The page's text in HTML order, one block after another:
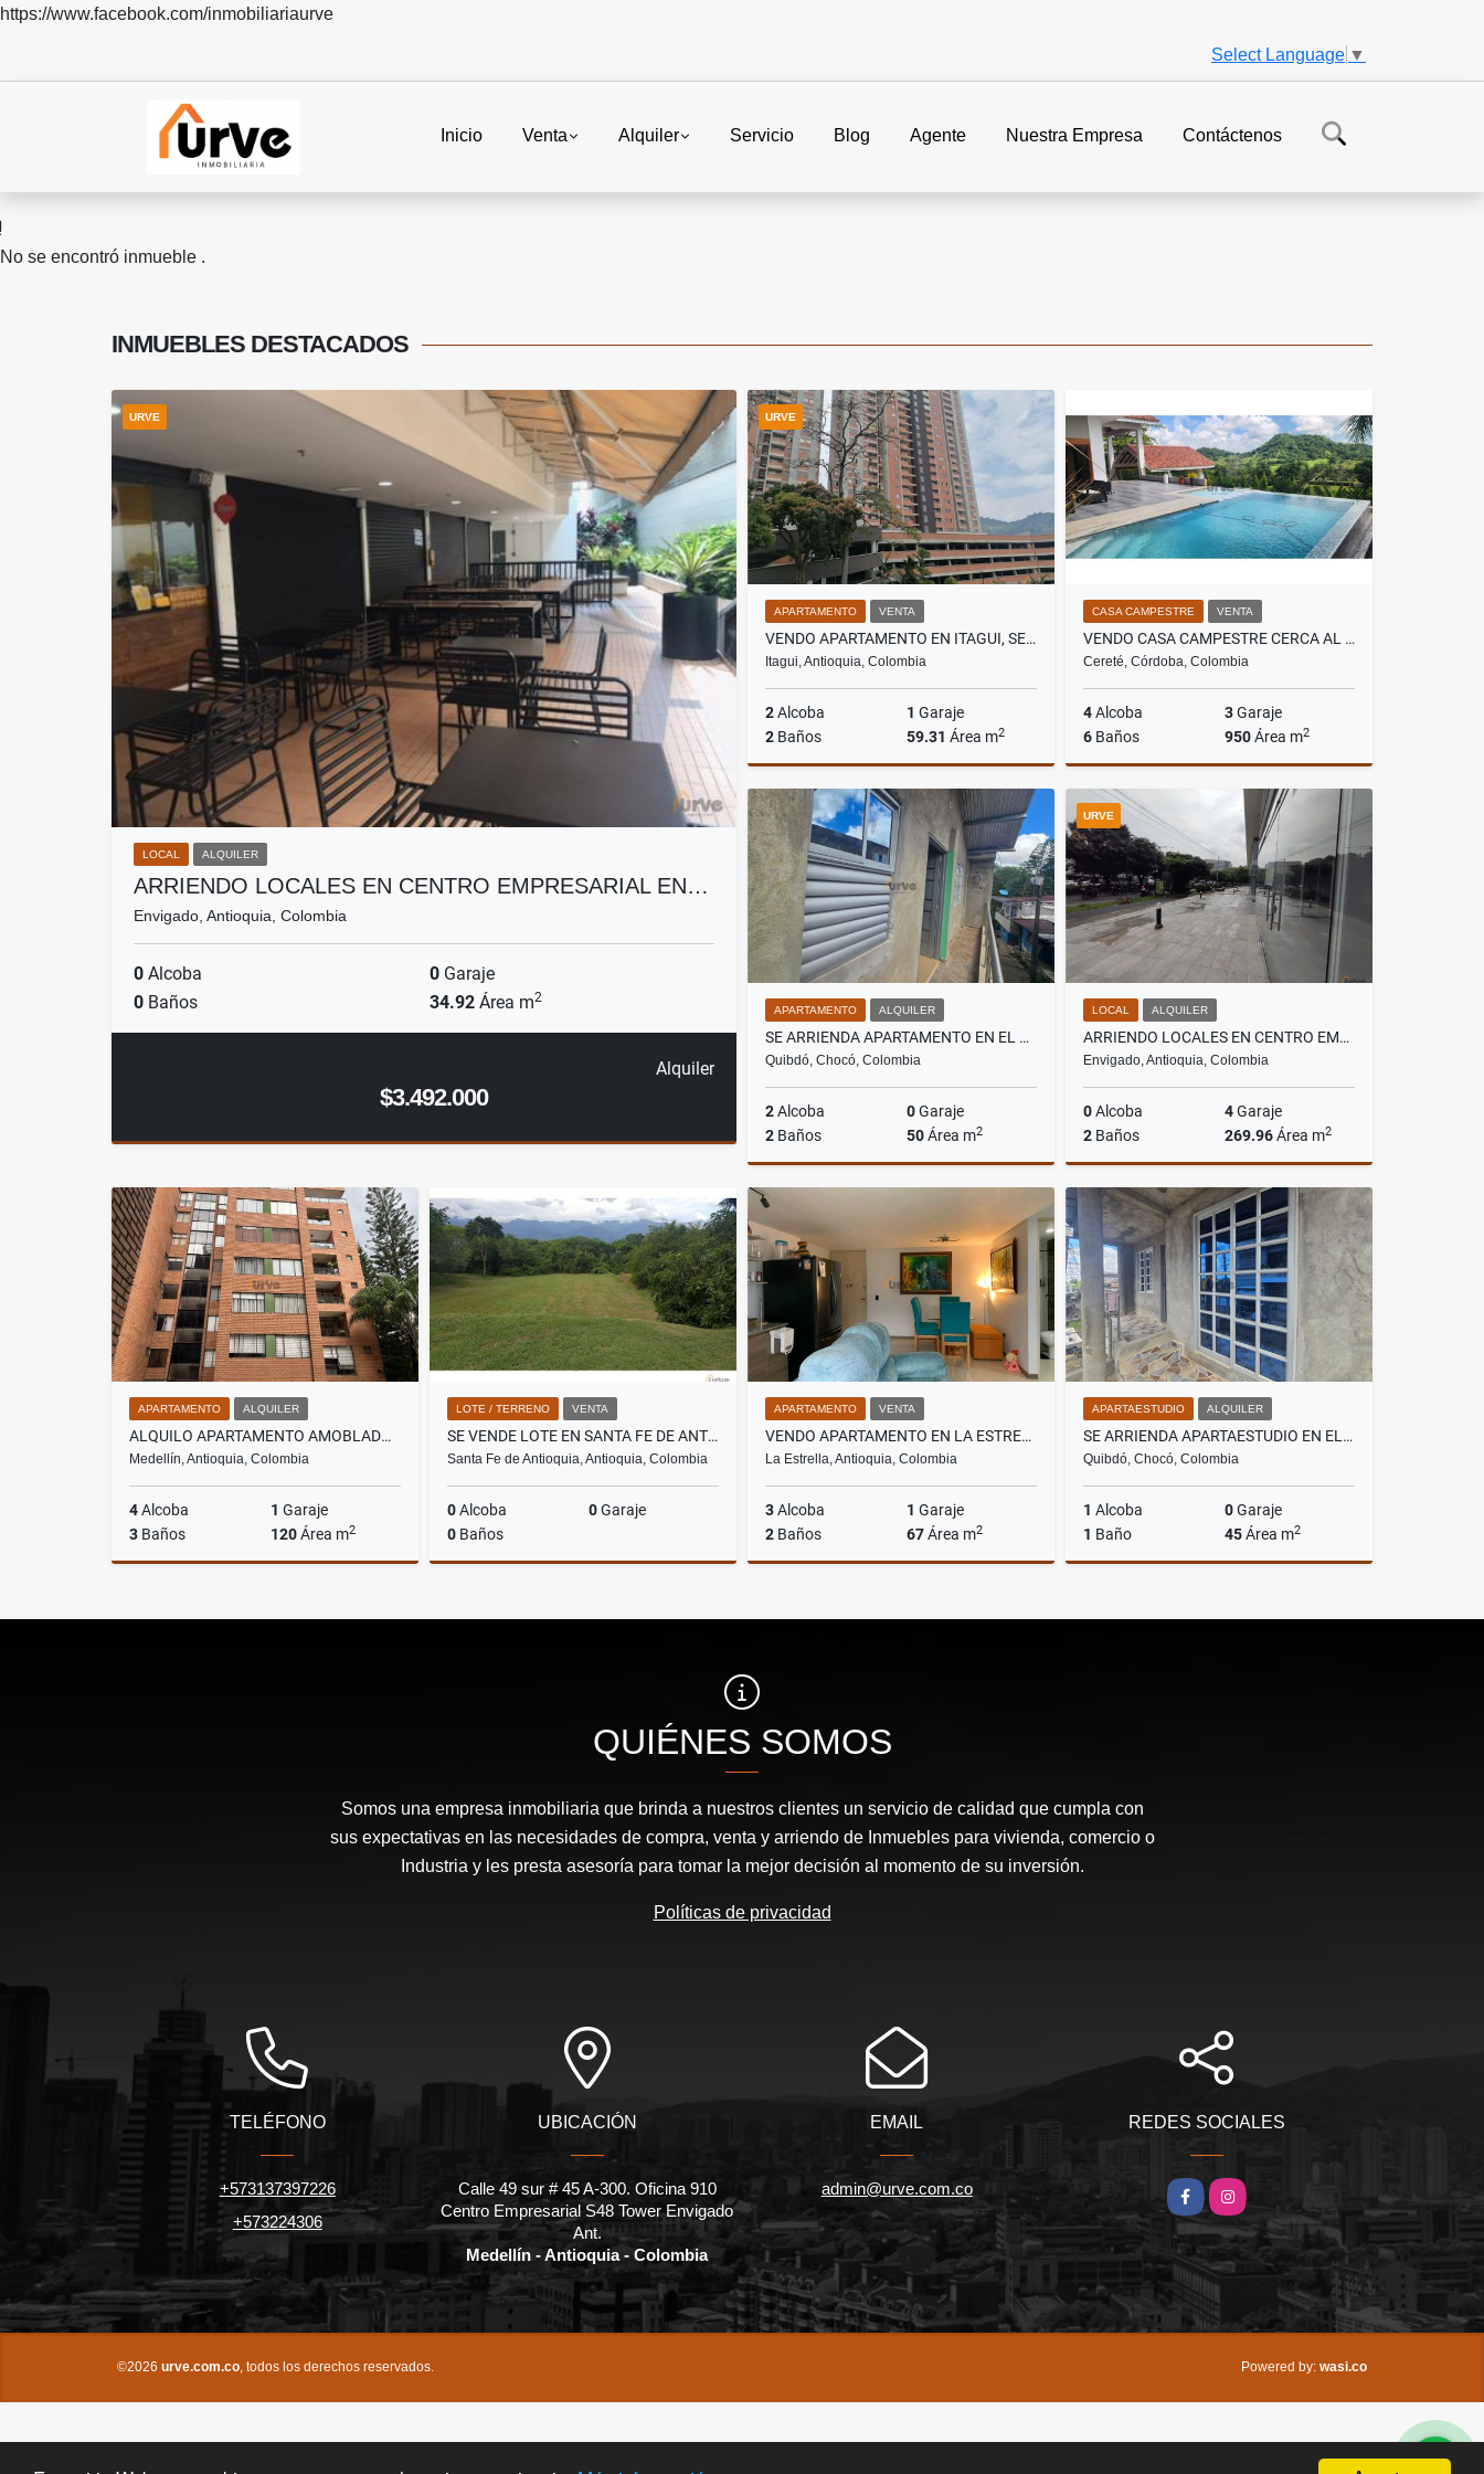
https://www.facebook.com/inmobiliariaurve
Select Language ▼
Inicio Venta Alquiler Servicio Blog Agente Nuestra Empresa Contáctenos
No se encontró inmueble .
INMUEBLES DESTACADOS
URVE
LOCAL ALQUILER
ARRIENDO LOCALES EN CENTRO EMPRESARIAL EN…
Envigado, Antioquia, Colombia
0 Alcoba 0 Garaje
0 Baños 34.92 Área m2
Alquiler
$3.492.000
URVE
APARTAMENTO VENTA
VENDO APARTAMENTO EN ITAGUI, SECTOR DITAIRES
Itagui, Antioquia, Colombia
2Alcoba 1 Garaje
2 Baños 59.31 Área m2
Venta
$430.000.000
CASA CAMPESTRE VENTA
VENDO CASA CAMPESTRE CERCA AL MAR
Cereté, Córdoba, Colombia
4Alcoba 3Garaje
6 Baños 950Área m2
Venta
$4.650.000.000
APARTAMENTO ALQUILER
SE ARRIENDA APARTAMENTO EN EL BARRIO ZONA MINERA EN QUIBDO
Quibdó, Chocó, Colombia
2Alcoba 0Garaje
2 Baños 50Área m2
URVE
LOCAL ALQUILER
ARRIENDO LOCALES EN CENTRO EMPRESARIAL EN ENVIGADO
Envigado, Antioquia, Colombia
0Alcoba 4Garaje
2 Baños 269.96Área m2
Alquiler
$35.694.468
APARTAMENTO ALQUILER
ALQUILO APARTAMENTO AMOBLADO EN EL POBLADO PATIO BONITO
Medellín, Antioquia, Colombia
4Alcoba 1 Garaje
3 Baños 120Área m2
$7.400.000
LOTE / TERRENO VENTA
SE VENDE LOTE EN SANTA FE DE ANTIOQUIA
Santa Fe de Antioquia, Antioquia, Colombia
0Alcoba 0Garaje
0 Baños
$800.000.000
APARTAMENTO VENTA
VENDO APARTAMENTO EN LA ESTRELLA
La Estrella, Antioquia, Colombia
3Alcoba 1 Garaje
2 Baños 67Área m2
$420.000.000
APARTAESTUDIO ALQUILER
SE ARRIENDA APARTAESTUDIO EN EL BARRIO ZONA MINERA EN QUIBDO
Quibdó, Chocó, Colombia
1 Alcoba 0Garaje
1 Baño 45Área m2
$700.000
QUIÉNES SOMOS
Somos una empresa inmobiliaria que brinda a nuestros clientes un servicio de calidad que cumpla con
sus expectativas en las necesidades de compra, venta y arriendo de Inmuebles para vivienda, comercio o
Industria y les presta asesoría para tomar la mejor decisión al momento de su inversión.
Políticas de privacidad
TELÉFONO
+573137397226
+573224306
UBICACIÓN
Calle 49 sur # 45 A-300. Oficina 910
Centro Empresarial S48 Tower Envigado
Ant.
Medellín - Antioquia - Colombia
EMAIL
admin@urve.com.co
REDES SOCIALES
Facebook
Instagram
©2026 urve.com.co, todos los derechos reservados. Powered by: wasi.co